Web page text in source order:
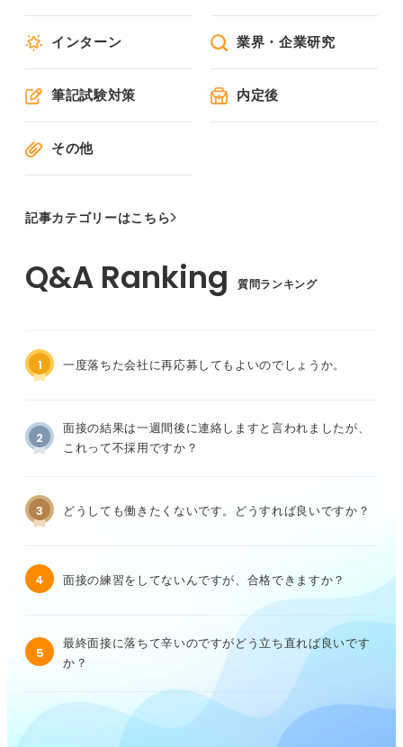
インターン 業界・企業研究
筆記試験対策 内定後
その他
記事カテゴリーはこちら
質問ランキング
1 一度落ちた会社に再応募してもよいのでしょうか。
2
面接の結果は一週間後に連絡しますと言われましたが、
これって不採用ですか？
3 どうしても働きたくないです。どうすれば良いですか？
4 面接の練習をしてないんですが、合格できますか？
5
最終面接に落ちて辛いのですがどう立ち直れば良いです
か？